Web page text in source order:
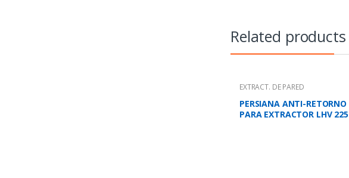
Related products
EXTRACT. DE PARED
PERSIANA ANTI-RETORNO
PARA EXTRACTOR LHV 225